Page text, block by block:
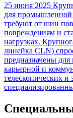
25 июня 2025
для промышленной
требуют от шин
повреждениям и
нагрузках.
линейка CLN)
предназначены для
карьерной и
телескопических и